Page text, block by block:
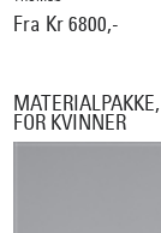
Fra Kr 6800,-
FOR KVINNER